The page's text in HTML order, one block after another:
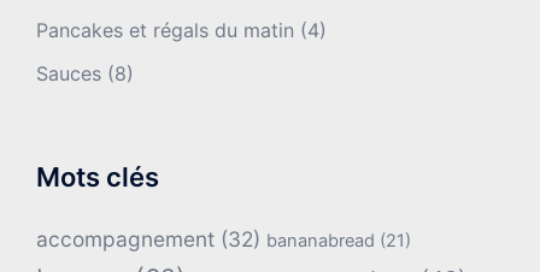
Pancakes et régals du matin (4)
Sauces (8)
Mots clés
accompagnement (32) bananabread (21)